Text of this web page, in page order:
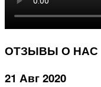
ОТЗЫВЫ О НАС
21 Авг 2020